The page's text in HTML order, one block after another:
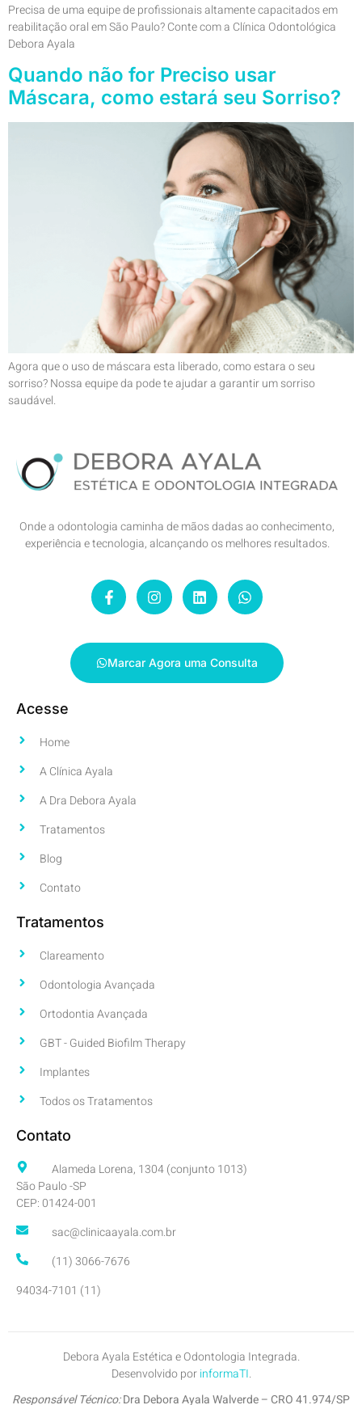
Precisa de uma equipe de profissionais altamente capacitados em
reabilitação oral em São Paulo? Conte com a Clínica Odontológica
Debora Ayala
Quando não for Preciso usar
Máscara, como estará seu Sorriso?
Agora que o uso de máscara esta liberado, como estara o seu
sorriso? Nossa equipe da pode te ajudar a garantir um sorriso
saudável.
Onde a odontologia caminha de mãos dadas ao conhecimento,
experiência e tecnologia, alcançando os melhores resultados.
Marcar Agora uma Consulta
Acesse
Home
A Clínica Ayala
A Dra Debora Ayala
Tratamentos
Blog
Contato
Tratamentos
Clareamento
Odontologia Avançada
Ortodontia Avançada
GBT - Guided Biofilm Therapy
Implantes
Todos os Tratamentos
Contato
Alameda Lorena, 1304 (conjunto 1013)
São Paulo -SP
CEP: 01424-001
sac@clinicaayala.com.br
(11) 3066-7676
(11) 94034-7101
Debora Ayala Estética e Odontologia Integrada.
Desenvolvido porinformaTI.
Responsável Técnico:Dra Debora Ayala Walverde – CRO 41.974/SP